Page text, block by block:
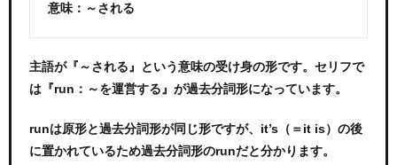
意味：～される
主語が『～される』という意味の受け身の形です。セリフで
は『run：～を運営する』が過去分詞形になっています。
runは原形と過去分詞形が同じ形ですが、it’s（＝it is）の後
に置かれているため過去分詞形のrunだと分かります。